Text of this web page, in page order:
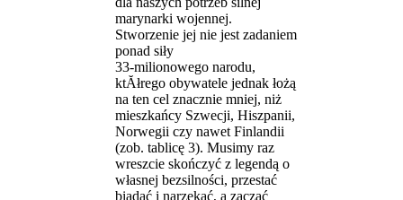
marynarki wojennej.
Stworzenie jej nie jest zadaniem
ponad siły
33-milionowego narodu,
ktĂłrego obywatele jednak łożą
na ten cel znacznie mniej, niż
mieszkańcy Szwecji, Hiszpanii,
Norwegii czy nawet Finlandii
(zob. tablicę 3). Musimy raz
wreszcie skończyć z legendą o
własnej bezsilności, przestać
biadać i narzekać, a zacząć